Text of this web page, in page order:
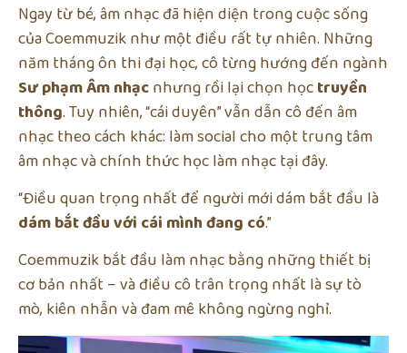
Ngay từ bé, âm nhạc đã hiện diện trong cuộc sống
của Coemmuzik như một điều rất tự nhiên. Những
năm tháng ôn thi đại học, cô từng hướng đến ngành
Sư phạm Âm nhạcnhưng rồi lại chọn họctruyền
thông. Tuy nhiên, “cái duyên” vẫn dẫn cô đến âm
nhạc theo cách khác: làm social cho một trung tâm
âm nhạc và chính thức học làm nhạc tại đây.
“Điều quan trọng nhất để người mới dám bắt đầu là
dám bắt đầu với cái mình đang có.”
Coemmuzik bắt đầu làm nhạc bằng những thiết bị
cơ bản nhất – và điều cô trân trọng nhất là sự tò
mò, kiên nhẫn và đam mê không ngừng nghỉ.